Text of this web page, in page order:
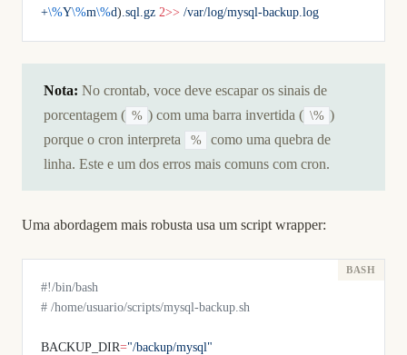
+\%Y\%m\%d) .sql.gz 2>> /var/log/mysql-backup.log
Nota: No crontab, voce deve escapar os sinais de
porcentagem ( % ) com uma barra invertida ( \% )
porque o cron interpreta
%
como uma quebra de
linha. Este e um dos erros mais comuns com cron.
Uma abordagem mais robusta usa um script wrapper:
#!/bin/bash
# /home/usuario/scripts/mysql-backup.sh
BACKUP_DIR="/backup/mysql"